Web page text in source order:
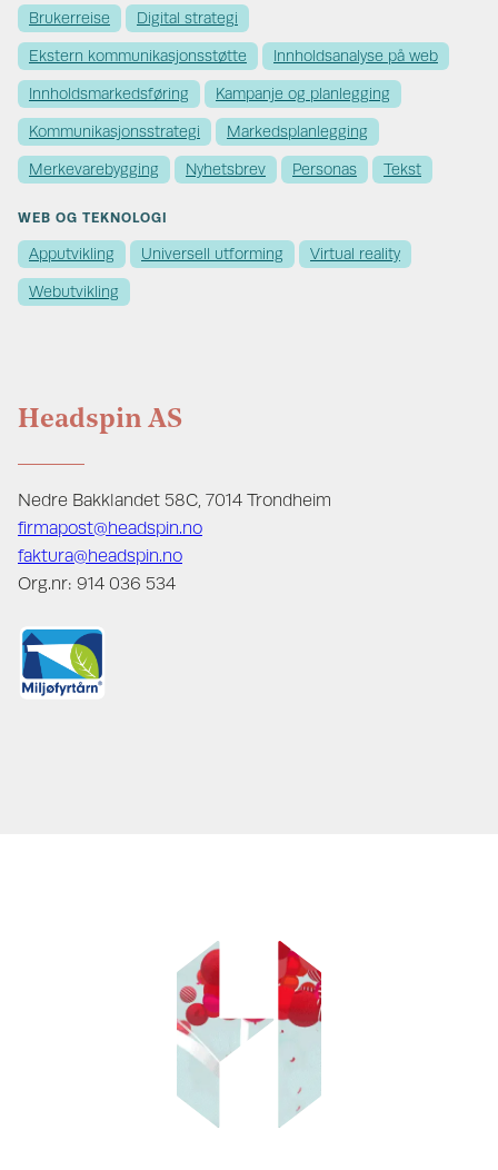
Brukerreise Digital strategi
Ekstern kommunikasjons­støtte Innholdsanalyse på web
Innholds­markedsføring Kampanje og planlegging
Kommunikasjons­strategi Markedsplanlegging
Merkevare­bygging Nyhetsbrev Personas Tekst
WEB OG TEKNOLOGI
Apputvikling Universell utforming Virtual reality
Webutvikling
Headspin AS
Nedre Bakklandet 58C, 7014 Trondheim
firmapost@headspin.no
faktura@headspin.no
Org.nr: 914 036 534